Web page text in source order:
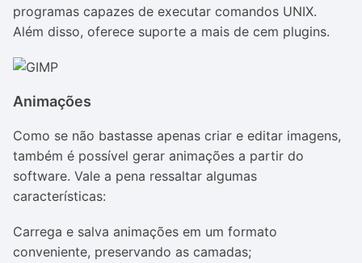
programas capazes de executar comandos UNIX.
Além disso, oferece suporte a mais de cem plugins.
Animações
Como se não bastasse apenas criar e editar imagens,
também é possível gerar animações a partir do
software. Vale a pena ressaltar algumas
características:
Carrega e salva animações em um formato
conveniente, preservando as camadas;